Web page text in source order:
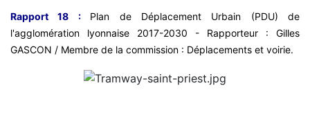
Rapport 18 :
Plan de Déplacement Urbain (PDU) de
l'agglomération lyonnaise 2017-2030 - Rapporteur : Gilles
GASCON / Membre de la commission : Déplacements et voirie.